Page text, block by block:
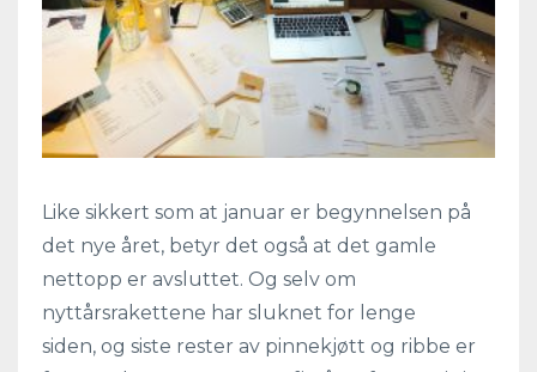
Like sikkert som at januar er begynnelsen på
det nye året, betyr det også at det gamle
nettopp er avsluttet. Og selv om
nyttårsrakettene har sluknet for lenge
siden, og siste rester av pinnekjøtt og ribbe er